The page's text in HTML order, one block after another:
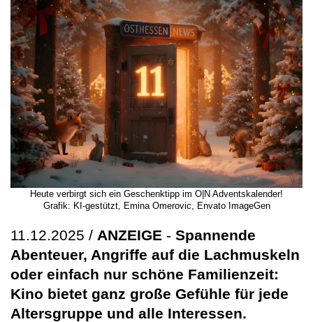
Heute verbirgt sich ein Geschenktipp im O|N Adventskalender!
Grafik: KI-gestützt, Emina Omerovic, Envato ImageGen
11.12.2025 / ANZEIGE - Spannende
Abenteuer, Angriffe auf die Lachmuskeln
oder einfach nur schöne Familienzeit:
Kino bietet ganz große Gefühle für jede
Altersgruppe und alle Interessen.